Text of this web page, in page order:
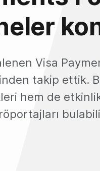
Visa
takip ettik.
hem de